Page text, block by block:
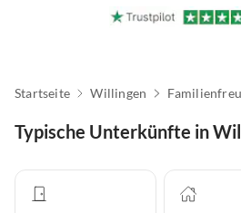
Startseite Willingen
Typische Unterkünfte in